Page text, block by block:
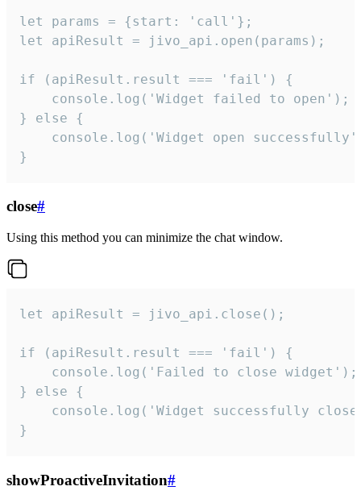
let params = {start: 'call'};
let apiResult = jivo_api.open(params);
if (apiResult.result === 'fail') {
    console.log('Widget failed to open');
} else {
console.log('Widget open
}
close#
Using this method you can minimize the chat window.
let apiResult = jivo_api.close();
if (apiResult.result === 'fail') {
    console.log('Failed to close widget');
} else {
console.log('Widget successfully
}
showProactiveInvitation#